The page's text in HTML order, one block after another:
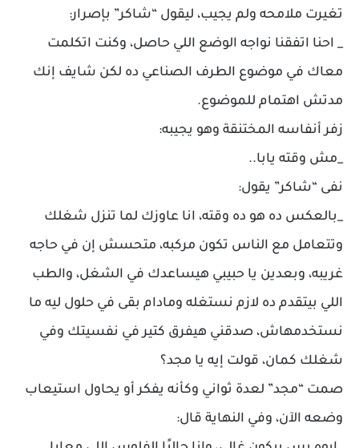
تغيرت ملامحه ولم يجيب، ليقول “شاكر” بإصرار:
_ احنا اتفقنا نواجه الوضع اللي حاصل، وكنت اتكلمت
معاك في موضوع الطرف الصناعي ده لكن شايف إنك
مدتش اهتمام للموضوع.
زفر أنفاسه المختنقة وهو يجيبه:
_مش وقته يابا..
نفى “شاكر” يقول:
_بالعكس ده هو ده وقته، انا عاوزك لما تنزل شغلك
وتتعامل مع الناس تكون مركبه، متحسش إن في حاجه
غريبه، وبعدين يا حبيبي هيساعدك في الشغل، والطب
اللي بيتقدم ده لازم نستغله ومادام بقى في حلول ليه ما
نستخدمهاش، صدقني هيفرق كتير في نفسيتك وفي
شغلك كمان، قولت إيه يا مجد؟
صمت “مجد” لعدة ثواني وكأنه يفكر أو يحاول استيعاب
وضعه الآن، وفي النهاية قال: